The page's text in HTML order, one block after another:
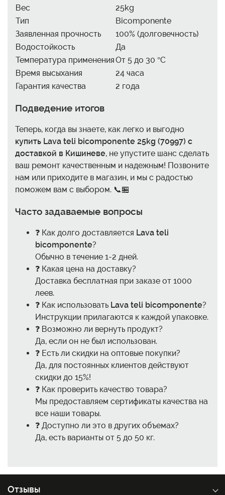
Вес
25kg
Тип
Bicomponente
Заявленная прочность
100% (долговечность)
Водостойкость
Да
Температура примененияОт 5 до 30 °C
Время высыхания
24 часа
Гарантия качества
2 года
Подведение итогов
Теперь, когда вы знаете, как легко и выгодно
купить Lava teli bicomponente 25kg (70997) с
доставкой в Кишиневе, не упустите шанс сделать
ваш ремонт качественным и надежным! Позвоните
нам или приходите в магазин, и мы с радостью
поможем вам с выбором. 📞🏪
Часто задаваемые вопросы
❓ Как долго доставляется Lava teli
bicomponente?
Обычно в течение 1-2 дней.
❓ Какая цена на доставку?
Доставка бесплатная при заказе от 1000
леев.
❓ Как использовать Lava teli bicomponente?
Инструкции прилагаются к каждой упаковке.
❓ Возможно ли вернуть продукт?
Да, если он не был использован.
❓ Есть ли скидки на оптовые покупки?
Да, для постоянных клиентов действуют
скидки до 15%!
❓ Как проверить качество товара?
Мы предоставляем сертификаты качества на
все наши товары.
❓ Доступно ли это в других объемах?
Да, есть варианты от 5 до 50 кг.
Отзывы